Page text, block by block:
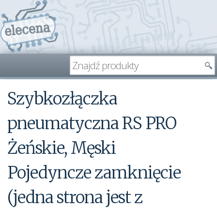
Szybkozłączka
pneumatyczna RS PRO
Żeńskie, Męski
Pojedyncze zamknięcie
(jedna strona jest z